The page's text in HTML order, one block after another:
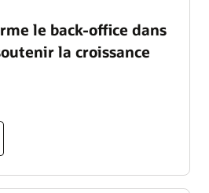
le back-office dans
la croissance